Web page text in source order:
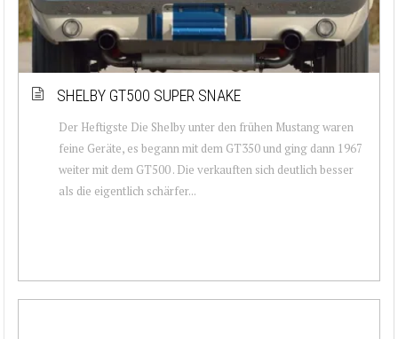
SHELBY GT500 SUPER SNAKE
Der Heftigste Die Shelby unter den frühen Mustang waren
feine Geräte, es begann mit dem GT350 und ging dann 1967
weiter mit dem GT500 . Die verkauften sich deutlich besser
als die eigentlich schärfer...